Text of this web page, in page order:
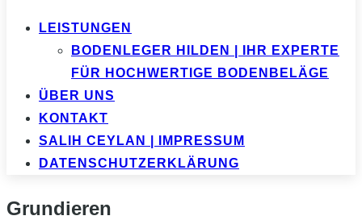
LEISTUNGEN
BODENLEGER HILDEN | IHR EXPERTE
FÜR HOCHWERTIGE BODENBELÄGE
ÜBER UNS
KONTAKT
SALIH CEYLAN | IMPRESSUM
DATENSCHUTZERKLÄRUNG
Grundieren